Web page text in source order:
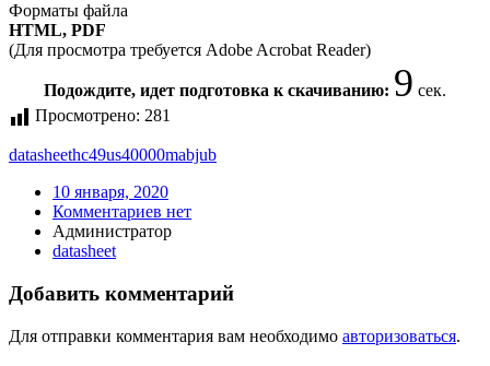
Форматы файла
HTML, PDF
(Для просмотра требуется Adobe Acrobat Reader)
Подождите, идет подготовка к скачиванию: 9 сек.
Просмотрено: 281
datasheethc49us40000mabjub
10 января, 2020
Комментариев нет
Администратор
datasheet
Добавить комментарий
Для отправки комментария вам необходимо авторизоваться.